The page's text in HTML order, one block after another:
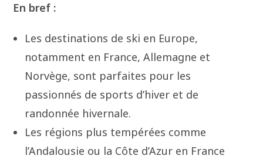
En bref :
Les destinations de ski en Europe,
notamment en France, Allemagne et
Norvège, sont parfaites pour les
passionnés de sports d’hiver et de
randonnée hivernale.
Les régions plus tempérées comme
l’Andalousie ou la Côte d’Azur en France